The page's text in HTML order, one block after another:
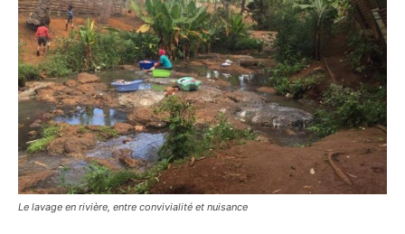
Le lavage en rivière, entre convivialité et nuisance